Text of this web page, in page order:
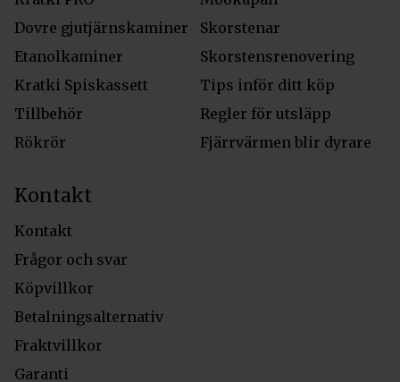
Dovre gjutjärnskaminer
Etanolkaminer
Kratki Spiskassett
Tillbehör
Rökrör
Skorstenar
Skorstensrenovering
Tips inför ditt köp
Regler för utsläpp
Fjärrvärmen blir dyrare
Kontakt
Kontakt
Frågor och svar
Köpvillkor
Betalningsalternativ
Fraktvillkor
Garanti